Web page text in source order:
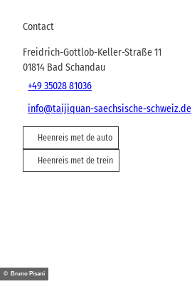
Contact
Freidrich-Gottlob-Keller-Straße 11
01814 Bad Schandau
+49 35028 81036
info@taijiquan-saechsische-schweiz.de
Heenreis met de auto
Heenreis met de trein
© Bruno Pisani